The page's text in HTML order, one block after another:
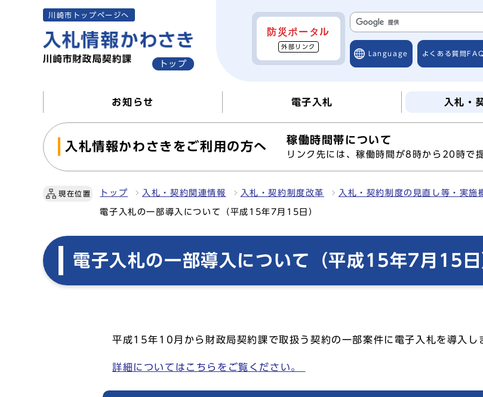
川崎市トップページへ
トップ
防災ポータル
外部リンク
Language よくある質問
お知らせ 電子入札 入札・
入札情報かわさきをご利用の方へ
稼働時間帯について
リンク先には、稼働時間が8時から20時で
現在位置 トップ 入札・契約関連情報 入札・契約制度改革 入札・契約制度の見直し等・実施
電子入札の一部導入について（平成15年7月15日）
電子入札の一部導入について（平成15年7月15日
平成15年10月から財政局契約課で取扱う契約の一部案件に電子入札を導入
詳細についてはこちらをご覧ください。